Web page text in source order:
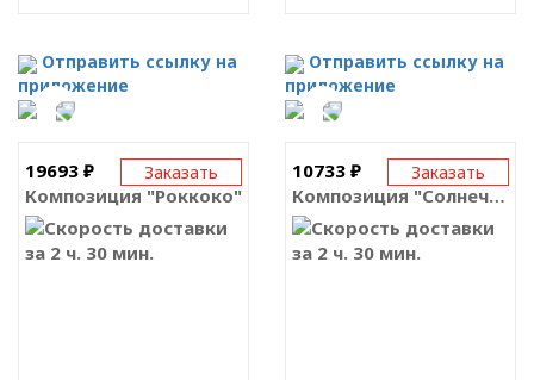
Отправить ссылку на
приложение
Отправить ссылку на
приложение
Заказать
10733 ₽
Композиция "Солнечные объятия"
за 2 ч. 30 мин.
Заказать
19693 ₽
Композиция "Роккоко"
за 2 ч. 30 мин.